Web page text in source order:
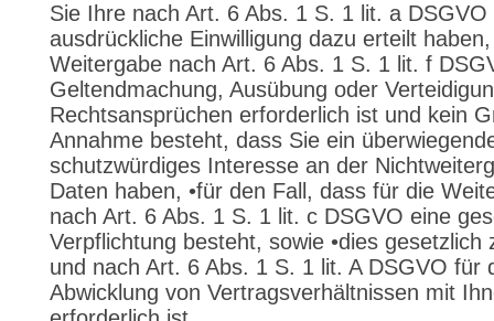
Sie Ihre nach Art. 6 Abs. 1 S. 1 lit. a DSGVO
ausdrückliche Einwilligung dazu erteilt haben,
Weitergabe nach Art. 6 Abs. 1 S. 1 lit. f
Geltendmachung, Ausübung oder
Rechtsansprüchen erforderlich ist und kein
Annahme besteht, dass Sie ein
schutzwürdiges Interesse an der
Daten haben, •für den Fall, dass für die
nach Art. 6 Abs. 1 S. 1 lit. c DSGVO eine
Verpflichtung besteht, sowie •dies gesetzlich
und nach Art. 6 Abs. 1 S. 1 lit. A DSGVO für
Abwicklung von Vertragsverhältnissen mit